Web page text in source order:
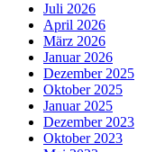
Juli 2026
April 2026
März 2026
Januar 2026
Dezember 2025
Oktober 2025
Januar 2025
Dezember 2023
Oktober 2023